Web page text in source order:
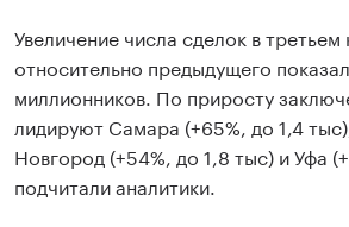
Увеличение числа сделок в третьем
относительно предыдущего
миллионников. По приросту
лидируют Самара (+65%, до 1,4
Новгород (+54%, до 1,8 тыс) и Уфа
подчитали аналитики.